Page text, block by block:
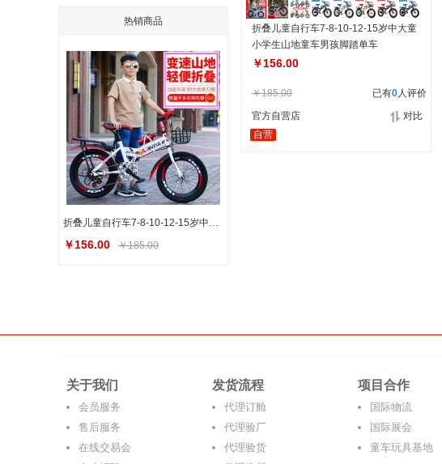
热销商品
折叠儿童自行车7-8-10-12-15岁中大童小学生山地童车男孩脚踏单车
￥156.00 ￥185.00
折叠儿童自行车7-8-10-12-15岁中大童
小学生山地童车男孩脚踏单车
￥156.00
￥185.00 已有0人评价
官方自营店
对比
自营
关于我们
会员服务
售后服务
在线交易会
发货流程
代理订舱
代理验厂
代理验货
项目合作
国际物流
国际展会
童车玩具基地